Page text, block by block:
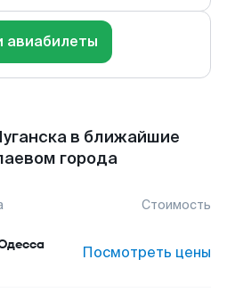
авиабилеты
в ближайшие
города
Стоимость
Посмотреть цены